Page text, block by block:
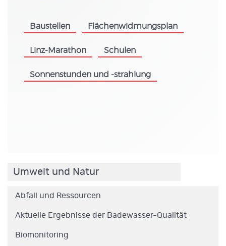
Baustellen Flächenwidmungsplan
Linz-Marathon Schulen
Sonnenstunden und -strahlung
Umwelt und Natur
Abfall und Ressourcen
Aktuelle Ergebnisse der Badewasser-Qualität
Biomonitoring